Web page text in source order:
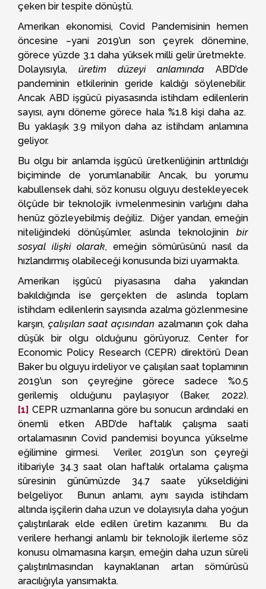
çeken bir tespite dönüştü.
Amerikan ekonomisi, Covid Pandemisinin hemen
öncesine –yani 2019’un son çeyrek dönemine,
görece yüzde 3.1 daha yüksek milli gelir üretmekte.
Dolayısıyla, üretim düzeyi anlamında ABD’de
pandeminin etkilerinin geride kaldığı söylenebilir.
Ancak ABD işgücü piyasasında istihdam edilenlerin
sayısı, aynı döneme görece hala %1.8 kişi daha az.
Bu yaklaşık 3.9 milyon daha az istihdam anlamına
geliyor.
Bu olgu bir anlamda işgücü üretkenliğinin arttırıldığı
biçiminde de yorumlanabilir. Ancak, bu yorumu
kabullensek dahi, söz konusu olguyu destekleyecek
ölçüde bir teknolojik ivmelenmesinin varlığını daha
henüz gözleyebilmiş değiliz. Diğer yandan, emeğin
niteliğindeki dönüşümler, aslında teknolojinin bir
sosyal ilişki olarak, emeğin sömürüsünü nasıl da
hızlandırmış olabileceği konusunda bizi uyarmakta.
Amerikan işgücü piyasasına daha yakından
bakıldığında ise gerçekten de aslında toplam
istihdam edilenlerin sayısında azalma gözlenmesine
karşın, çalışılan saat açısından azalmanın çok daha
düşük bir olgu olduğunu görüyoruz. Center for
Economic Policy Research (CEPR) direktörü Dean
Baker bu olguyu irdeliyor ve çalışılan saat toplamının
2019’un son çeyreğine görece sadece %0.5
gerilemiş olduğunu paylaşıyor (Baker, 2022).
[1] CEPR uzmanlarına göre bu sonucun ardındaki en
önemli etken ABD’de haftalık çalışma saati
ortalamasının Covid pandemisi boyunca yükselme
eğilimine girmesi. Veriler, 2019’un son çeyreği
itibariyle 34.3 saat olan haftalık ortalama çalışma
süresinin günümüzde 34.7 saate yükseldiğini
belgeliyor. Bunun anlamı, aynı sayıda istihdam
altında işçilerin daha uzun ve dolayısıyla daha yoğun
çalıştırılarak elde edilen üretim kazanımı. Bu da
verilere herhangi anlamlı bir teknolojik ilerleme söz
konusu olmamasına karşın, emeğin daha uzun süreli
çalıştırılmasından kaynaklanan artan sömürüsü
aracılığıyla yansımakta.